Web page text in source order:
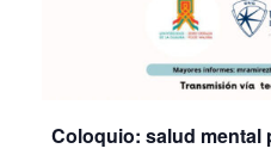
Coloquio: salud